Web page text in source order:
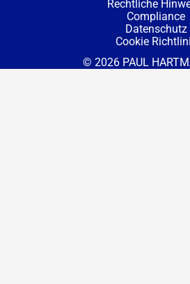
Rechtliche
Compliance
Datenschutz
Cookie
© 2026 PAUL